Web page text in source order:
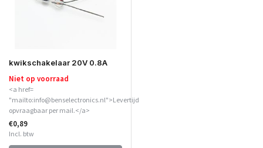
kwikschakelaar 20V 0.8A
Niet op voorraad
<a href=
"mailto:info@benselectronics.nl">Levertijd
opvraagbaar per mail.</a>
€0,89
Incl. btw